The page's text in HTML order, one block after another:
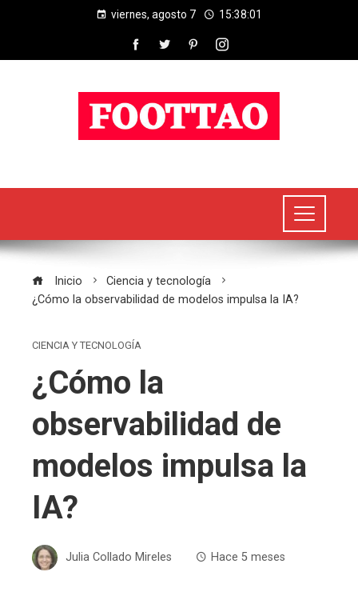
viernes, agosto 7 15:38:01
Inicio
Ciencia y tecnología
¿Cómo la observabilidad de modelos impulsa la IA?
CIENCIA Y TECNOLOGÍA
¿Cómo la
observabilidad de
modelos impulsa la
IA?
Julia Collado Mireles Hace 5 meses